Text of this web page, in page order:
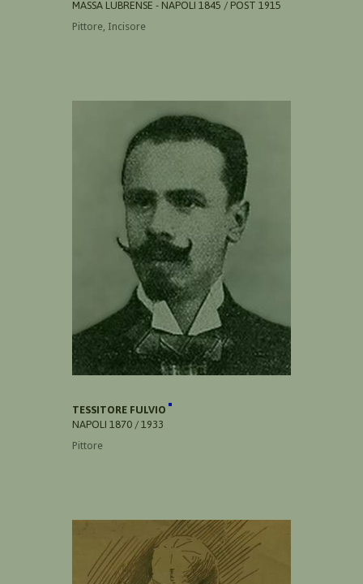
MASSA LUBRENSE - NAPOLI 1845 / POST 1915
Pittore, Incisore
TESSITORE FULVIO
NAPOLI 1870 / 1933
Pittore